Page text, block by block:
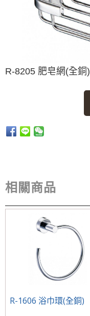
R-8205 肥皂網(全銅)
相關商品
R-1606 浴巾環(全銅)